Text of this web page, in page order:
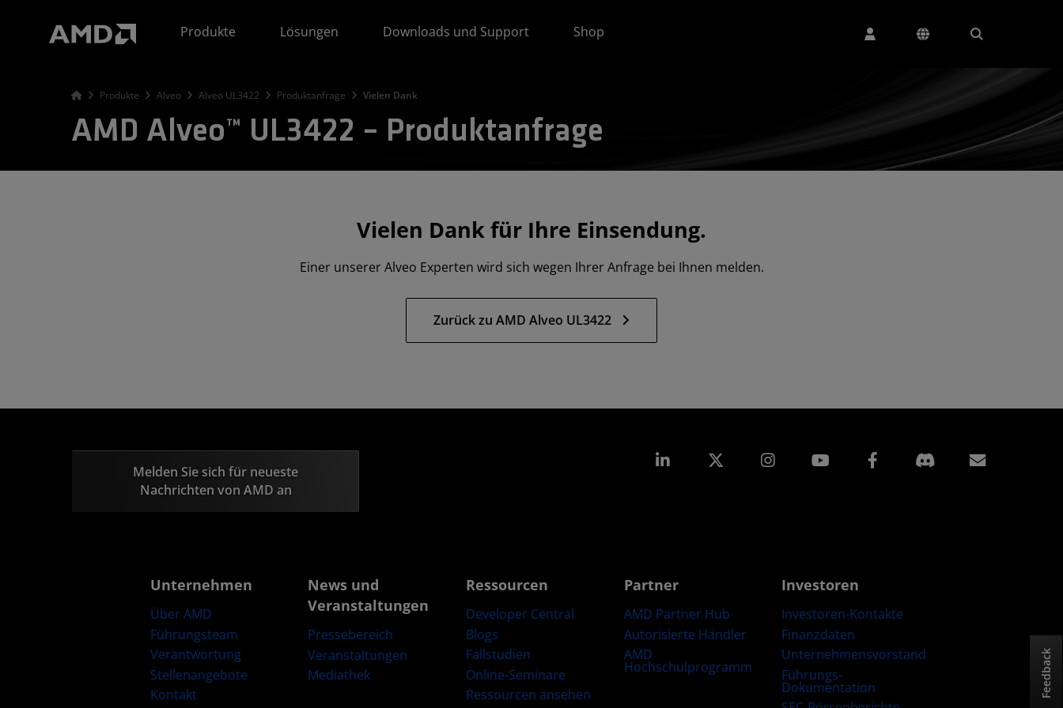
Produkte
Lösungen Downloads und Support Shop
Produkte Alveo Alveo UL3422 Produktanfrage Vielen Dank
AMD Alveo™ UL3422 – Produktanfrage
Vielen Dank für Ihre Einsendung.
Einer unserer Alveo Experten wird sich wegen Ihrer Anfrage bei Ihnen melden.
Zurück zu AMD Alveo UL3422
Melden Sie sich für neueste
Nachrichten von AMD an
LinkedIn Instagram Facebook
Unternehmen
Über AMD
Führungsteam
Verantwortung
Stellenangebote
Kontakt
News und
Veranstaltungen
Pressebereich
Veranstaltungen
Mediathek
Ressourcen
Developer Central
Blogs
Fallstudien
Online-Seminare
Ressourcen ansehen
Partner
AMD Partner Hub
Autorisierte Händler
AMD
Hochschulprogramm
Investoren
Investoren-Kontakte
Finanzdaten
Unternehmensvorstand
Führungs-
Dokumentation
Feedback